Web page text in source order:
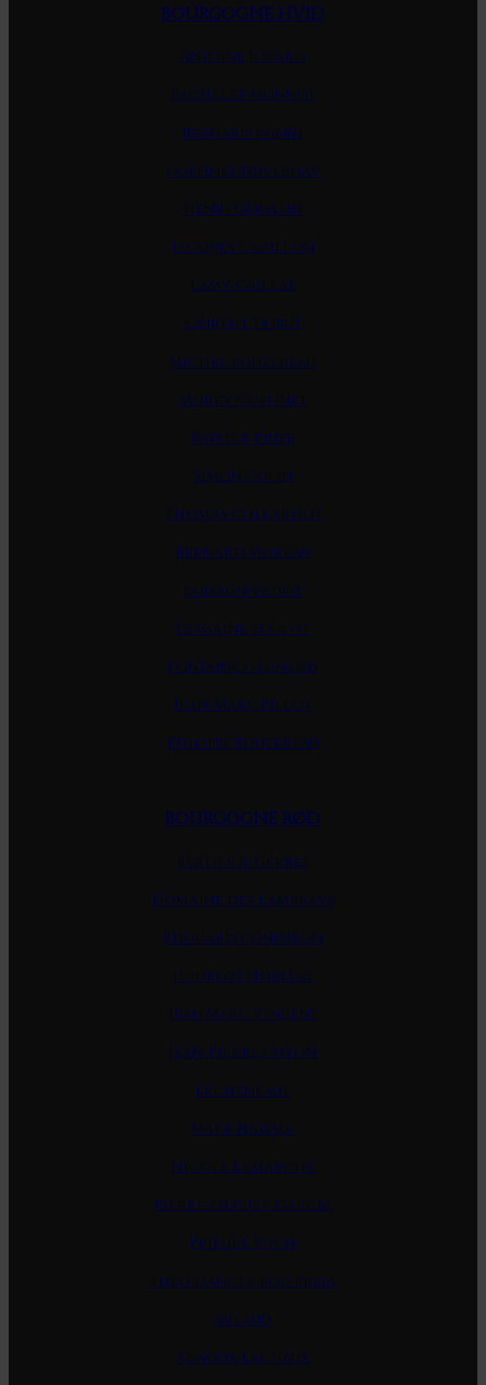
BOURGOGNE HVID
Antoine Jobard
Bachelet-Monnot
Bernard Bonin
Coffinet-Duvernay
Henri Germain
Jacques Carillon
Lamy-Caillat
Laurent Tribut
Michel Bouzereau
Morey-Coffinet
Patrick Piuze
Simon Colin
Thomas Collardot
Bernard Moreau
Boisson-Vadot
Domaine Roulot
Fontaine Gagnard
Jean-Marc Pillot
Philippe Bouzereau
BOURGOGNE RØD
Berthaut-Gerbet
Domaine des Lambrays
Edouard Confuron
Hudelot Noëllat
Jean Marc Vincent
Jean-Pierre Guyon
Lecheneaut
Mark Haisma
Nicole Lamarche
Pierre-Olivier Garcia
Prieure Roch
Theo Dancer Roc Breia
Arlaud
Arnoux-Lachaux